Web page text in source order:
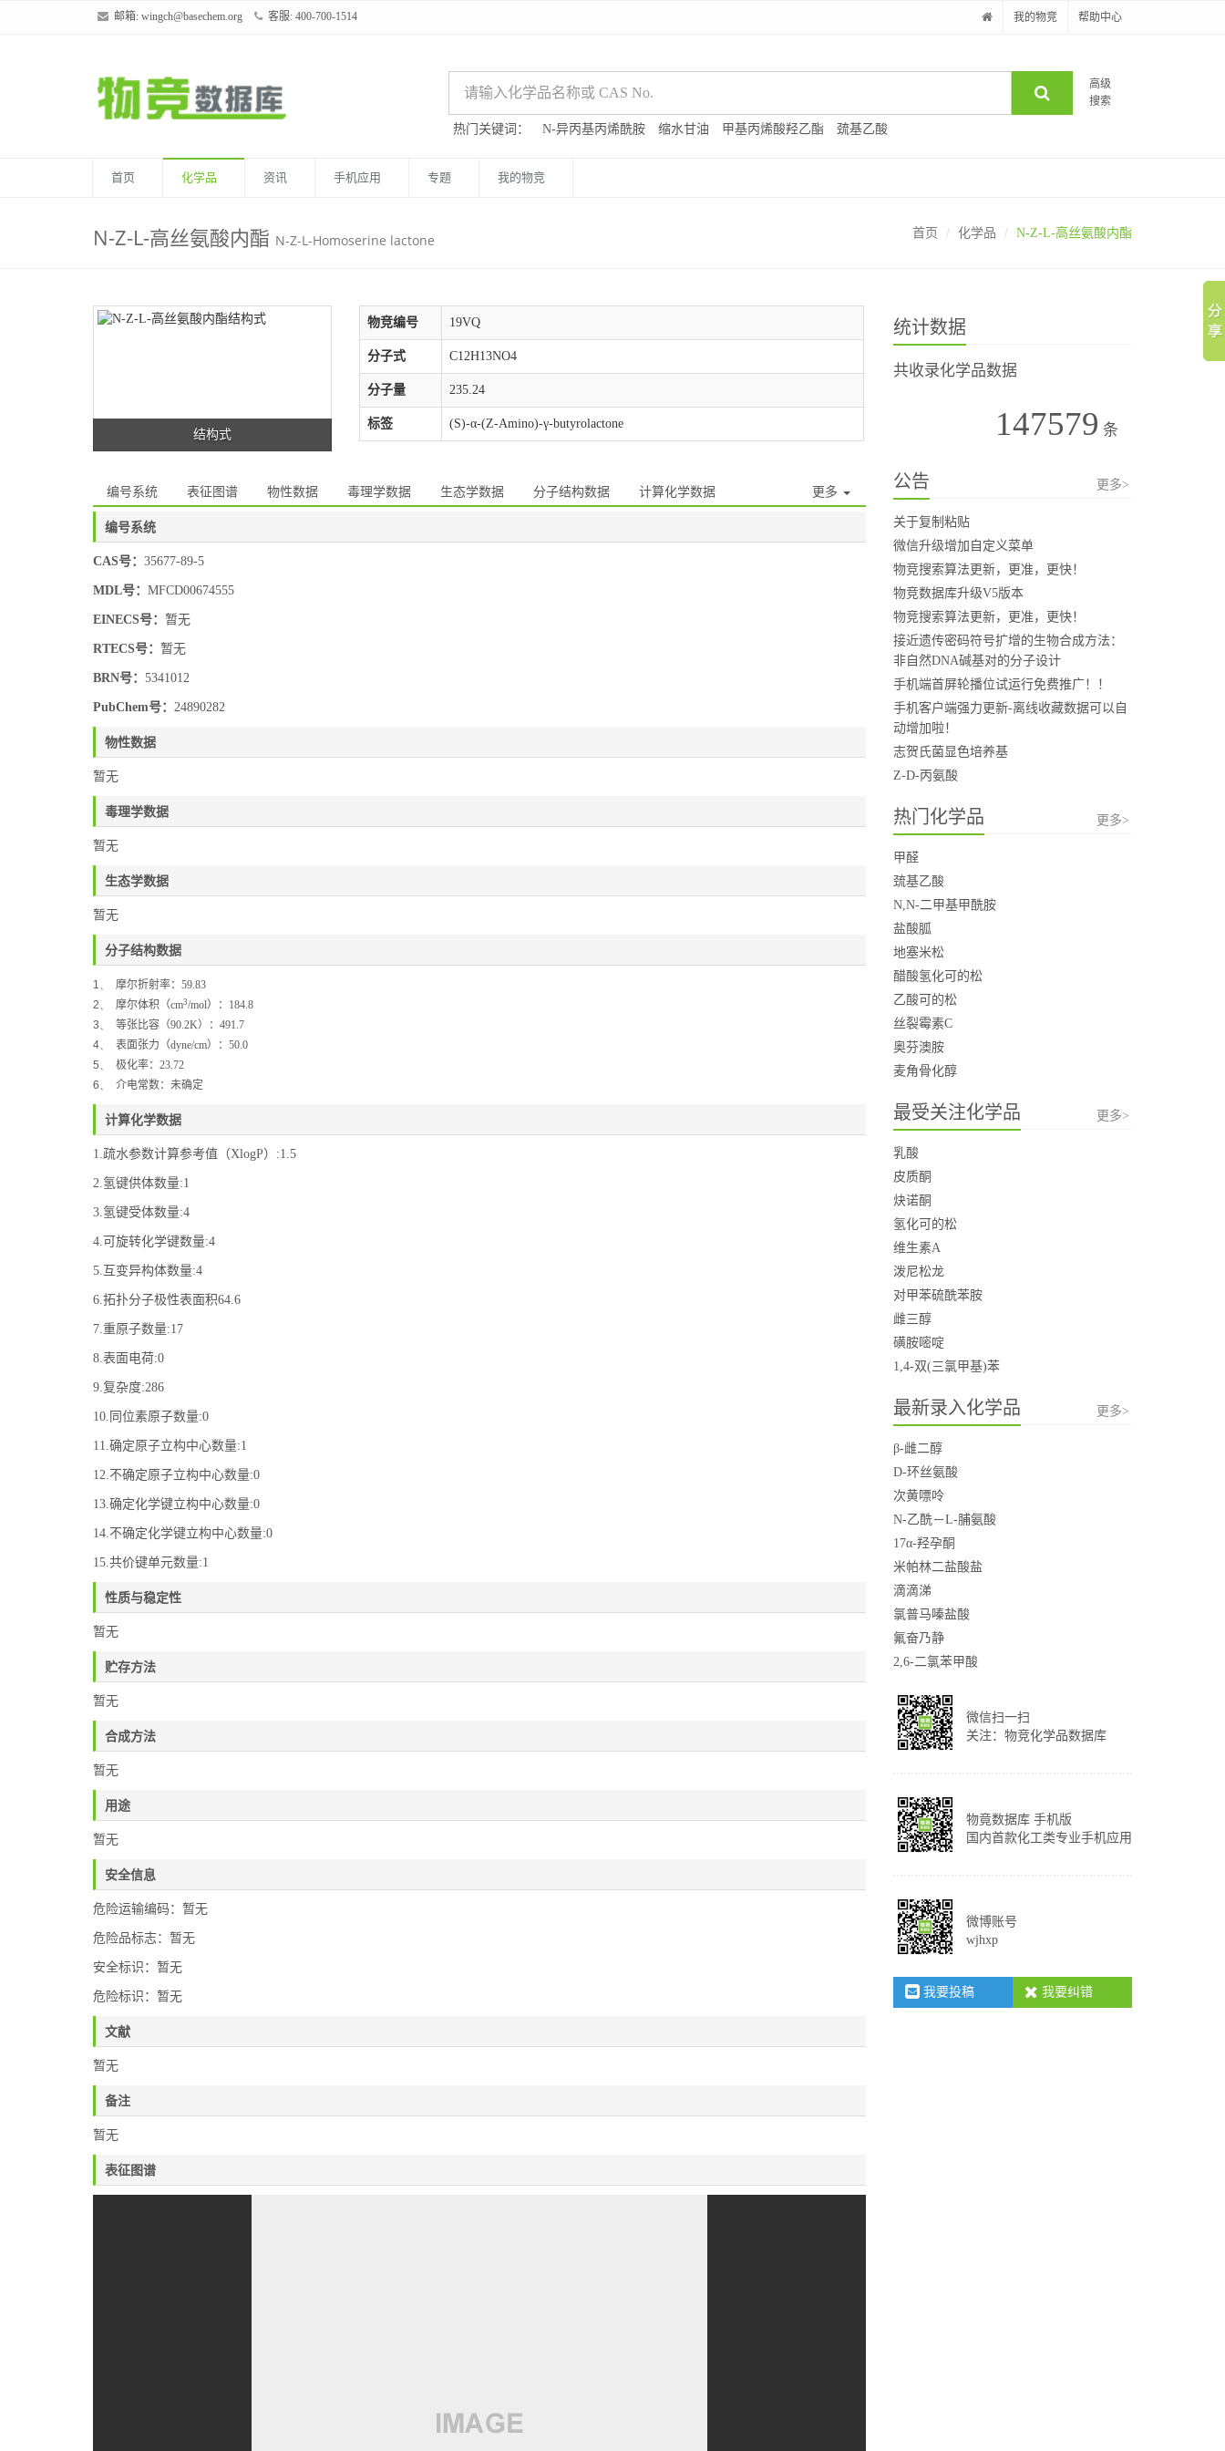
邮箱: wingch@basechem.org 客服: 400-700-1514 我的物竞 帮助中心
高级
搜索
热门关键词： N-异丙基丙烯酰胺 缩水甘油 甲基丙烯酸羟乙酯 巯基乙酸
首页 化学品 资讯 手机应用 专题 我的物竞
N-Z-L-高丝氨酸内酯 N-Z-L-Homoserine lactone 首页 化学品 N-Z-L-高丝氨酸内酯
结构式
物竞编号 19VQ
分子式 C12H13NO4
分子量 235.24
标签 (S)-α-(Z-Amino)-γ-butyrolactone
编号系统 表征图谱 物性数据 毒理学数据 生态学数据 分子结构数据 计算化学数据 更多
编号系统
CAS号： 35677-89-5
MDL号： MFCD00674555
EINECS号： 暂无
RTECS号： 暂无
BRN号： 5341012
PubChem号： 24890282
物性数据
暂无
毒理学数据
暂无
生态学数据
暂无
分子结构数据
1、 摩尔折射率： 59.83
2、
摩尔体积（cm3/mol）： 184.8
3、
等张比容（90.2K）： 491.7
4、
表面张力（dyne/cm）： 50.0
5、
极化率： 23.72
6、
介电常数：未确定
计算化学数据
1.疏水参数计算参考值（XlogP）:1.5
2.氢键供体数量:1
3.氢键受体数量:4
4.可旋转化学键数量:4
5.互变异构体数量:4
6.拓扑分子极性表面积64.6
7.重原子数量:17
8.表面电荷:0
9.复杂度:286
10.同位素原子数量:0
11.确定原子立构中心数量:1
12.不确定原子立构中心数量:0
13.确定化学键立构中心数量:0
14.不确定化学键立构中心数量:0
15.共价键单元数量:1
性质与稳定性
暂无
贮存方法
暂无
合成方法
暂无
用途
暂无
安全信息
危险运输编码：暂无
危险品标志：暂无
安全标识：暂无
危险标识：暂无
文献
暂无
备注
暂无
表征图谱
统计数据
共收录化学品数据
147579 条
公告 更多>
关于复制粘贴
微信升级增加自定义菜单
物竞搜索算法更新，更准，更快！
物竞数据库升级V5版本
物竞搜索算法更新，更准，更快！
接近遗传密码符号扩增的生物合成方法：
非自然DNA碱基对的分子设计
手机端首屏轮播位试运行免费推广！！
手机客户端强力更新-离线收藏数据可以自
动增加啦！
志贺氏菌显色培养基
Z-D-丙氨酸
热门化学品 更多>
甲醛
巯基乙酸
N,N-二甲基甲酰胺
盐酸胍
地塞米松
醋酸氢化可的松
乙酸可的松
丝裂霉素C
奥芬澳胺
麦角骨化醇
最受关注化学品 更多>
乳酸
皮质酮
炔诺酮
氢化可的松
维生素A
泼尼松龙
对甲苯硫酰苯胺
雌三醇
磺胺嘧啶
1,4-双(三氯甲基)苯
最新录入化学品 更多>
β-雌二醇
D-环丝氨酸
次黄嘌呤
N-乙酰－L-脯氨酸
17α-羟孕酮
米帕林二盐酸盐
滴滴涕
氯普马嗪盐酸
氟奋乃静
2,6-二氯苯甲酸
微信扫一扫
关注：物竞化学品数据库
物竟数据库 手机版
国内首款化工类专业手机应用
微博账号
wjhxp
我要投稿 我要纠错